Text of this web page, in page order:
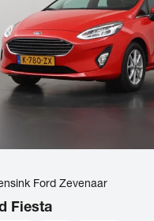
Ford Zevenaar
Fiesta